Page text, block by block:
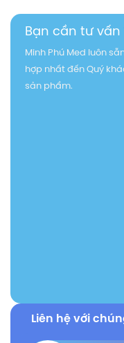
Bạn cần tư vấn
Minh Phú Med luôn
hợp nhất đến Quý
sản phẩm.
Liên hệ với